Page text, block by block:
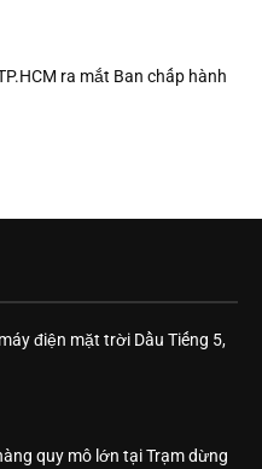
ra mắt Ban chấp hành
điện mặt trời Dầu Tiếng 5,
quy mô lớn tại Trạm dừng